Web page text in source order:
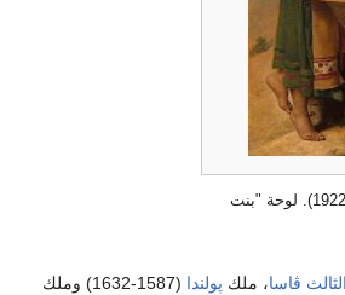
(1833-1922). لوحة "بنت
ڤاسا، ملك پولندا
(1587-1632) وملك